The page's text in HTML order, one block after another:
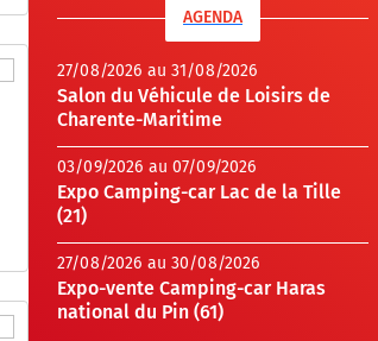
AGENDA
27/08/2026 au 31/08/2026
Salon du Véhicule de Loisirs de
Charente-Maritime
03/09/2026 au 07/09/2026
Expo Camping-car Lac de la Tille
(21)
27/08/2026 au 30/08/2026
Expo-vente Camping-car Haras
national du Pin (61)